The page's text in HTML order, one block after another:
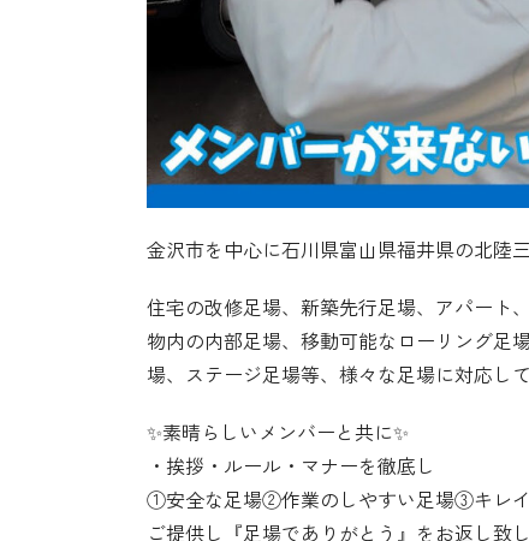
金沢市を中心に石川県富山県福井県の北陸
住宅の改修足場、新築先行足場、アパート
物内の内部足場、移動可能なローリング足
場、ステージ足場等、様々な足場に対応して
✨素晴らしいメンバーと共に✨
・挨拶・ルール・マナーを徹底し
①安全な足場②作業のしやすい足場③キレ
ご提供し『足場でありがとう』をお返し致し